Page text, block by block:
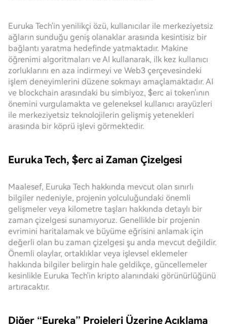
Euruka Tech'in yenilikçi özü, kullanıcılar ile merkeziyetsiz
ağların sunduğu geniş olanaklar arasında kesintisiz bir
bağlantı yaratma hedefinde yatmaktadır. Makine
öğrenimi algoritmaları ve AI kullanarak, ilk kez kullanıcı
zorluklarını en aza indirmeyi ve Web3 çerçevesindeki
işlem deneyimlerini düzene sokmayı amaçlamaktadır. AI
ve blockchain arasındaki bu simbiyoz, $erc ai token'ının
önemini vurgulamakta ve geleneksel kullanıcı arayüzleri
ile merkeziyetsiz teknolojilerin gelişmiş yetenekleri
arasında bir köprü işlevi görmektedir.
Euruka Tech, $erc ai Zaman Çizelgesi
Maalesef, Euruka Tech hakkında mevcut olan sınırlı
bilgiler nedeniyle, projenin yolculuğundaki önemli
gelişmeler veya kilometre taşları hakkında detaylı bir
zaman çizelgesi sunamıyoruz. Genellikle bir projenin
evrimini haritalamak ve büyüme eğrisini anlamak için
değerli olan bu zaman çizelgesi şu anda mevcut değildir.
Önemli olaylar, ortaklıklar veya işlevsel eklemeler
hakkında bilgiler belirgin hale geldikçe, güncellemeler
kesinlikle Euruka Tech'in kripto alanındaki görünürlüğünü
artıracaktır.
Diğer “Eureka” Projeleri Üzerine Açıklama